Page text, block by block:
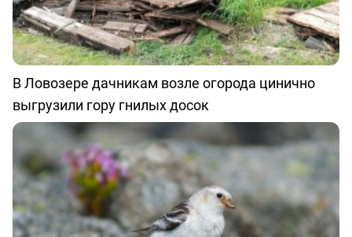
В Ловозере дачникам возле огорода цинично
выгрузили гору гнилых досок